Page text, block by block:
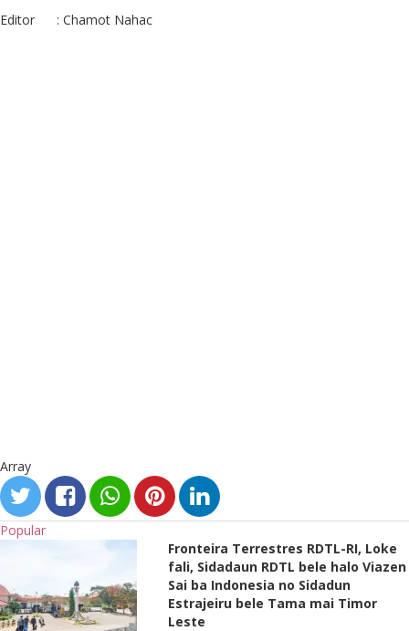
Editor : Chamot Nahac
Array
Popular
Fronteira Terrestres RDTL-RI, Loke
fali, Sidadaun RDTL bele halo Viazen
Sai ba Indonesia no Sidadun
Estrajeiru bele Tama mai Timor
Leste